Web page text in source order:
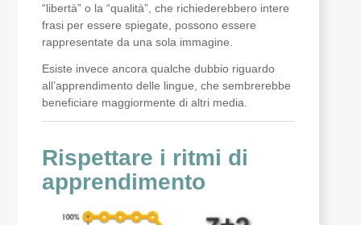
“libertà” o la “qualità”, che richiederebbero intere
frasi per essere spiegate, possono essere
rappresentate da una sola immagine.
Esiste invece ancora qualche dubbio riguardo
all’apprendimento delle lingue, che sembrerebbe
beneficiare maggiormente di altri media.
Rispettare i ritmi di
apprendimento